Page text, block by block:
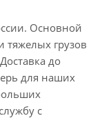
Основной
тяжелых грузов
до
для наших
с